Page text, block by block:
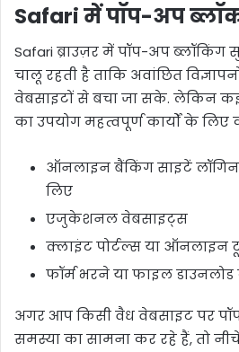
Safari में पॉप-अप
Safari ब्राउज़र में पॉप-अप ब्लॉकिंग
चालू रहती है ताकि अवांछित
वेबसाइटों से बचा जा सके. लेकिन
का उपयोग महत्वपूर्ण कार्यों के लिए
ऑनलाइन बैंकिंग साइटें लॉगिन
लिए
एजुकेशनल वेबसाइट्स
क्लाइंट पोर्टल्स या ऑनलाइन
फॉर्म भरने या फाइल
अगर आप किसी वैध वेबसाइट पर
समस्या का सामना कर रहे हैं, तो